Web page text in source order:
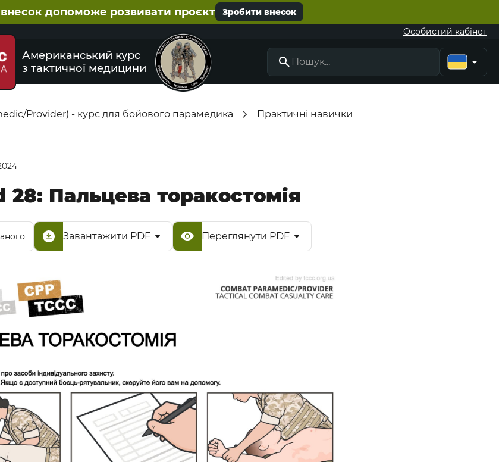
допоможе розвивати проєкт Зробити внесок
Особистий кабінет
Американський курс
з тактичної медицини
Provider) - курс для бойового парамедика
Практичні навички
28: Пальцева торакостомія
Завантажити PDF Переглянути PDF